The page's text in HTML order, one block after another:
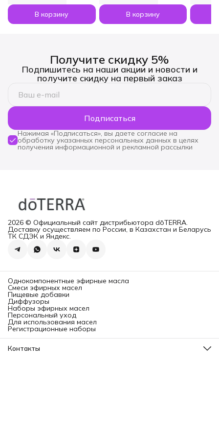
В корзину
по 5 мл
В корзину
Получите скидку 5%
Подпишитесь на наши акции и новости и
получите скидку на первый заказ
Подписаться
Нажимая «Подписаться», вы даете согласие на
обработку указанных персональных данных в целях
получения информационной и рекламной рассылки
2026 © Официальный сайт дистрибьютора dōTERRA.
Доставку осуществляем по России, в Казахстан и Беларусь
ТК СДЭК и Яндекс.
Однокомпонентные эфирные масла
Смеси эфирных масел
Пищевые добавки
Диффузоры
Наборы эфирных масел
Персональный уход
Для использования масел
Регистрационные наборы
Контакты